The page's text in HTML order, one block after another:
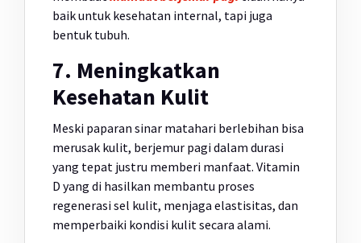
baik untuk kesehatan internal, tapi juga
bentuk tubuh.
7. Meningkatkan
Kesehatan Kulit
Meski paparan sinar matahari berlebihan bisa
merusak kulit, berjemur pagi dalam durasi
yang tepat justru memberi manfaat. Vitamin
D yang di hasilkan membantu proses
regenerasi sel kulit, menjaga elastisitas, dan
memperbaiki kondisi kulit secara alami.